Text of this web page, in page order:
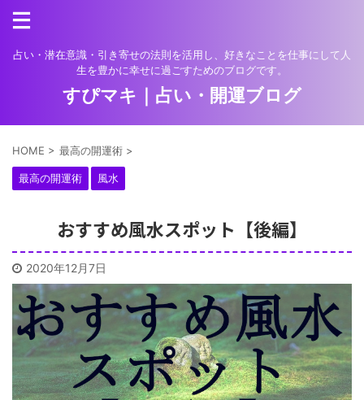
占い・潜在意識・引き寄せの法則を活用し、好きなことを仕事にして人
生を豊かに幸せに過ごすためのブログです。
すぴマキ｜占い・開運ブログ
HOME > 最高の開運術 >
最高の開運術 風水
おすすめ風水スポット【後編】
2020年12月7日